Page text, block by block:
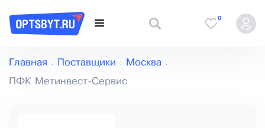
0
Главная Поставщики Москва
ПФК Метинвест-Сервис